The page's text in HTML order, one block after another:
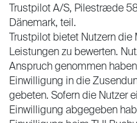
Trustpilot A/S, Pilestræde
Dänemark, teil.
Trustpilot bietet Nutzern die
Leistungen zu bewerten.
Anspruch genommen
Einwilligung in die
gebeten. Sofern die Nutzer
Einwilligung abgegeben